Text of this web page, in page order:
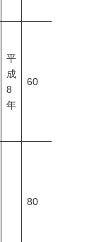
平
成
8
年
60
80